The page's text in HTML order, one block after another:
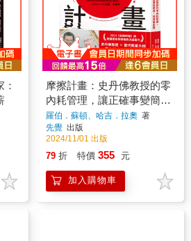
摩擦計畫：史丹佛教授的零
內耗管理，讓正確事變簡
單、錯誤事變難
羅伯．蘇頓、哈吉．拉奧 著
先覺 出版
2024/11/01 出版
79 折 特價 355 元
加入購物車